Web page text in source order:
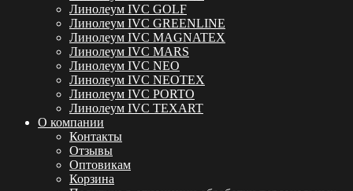
Линолеум IVC GOLF
Линолеум IVC GREENLINE
Линолеум IVC MAGNATEX
Линолеум IVC MARS
Линолеум IVC NEO
Линолеум IVC NEOTEX
Линолеум IVC PORTO
Линолеум IVC TEXART
О компании
Контакты
Отзывы
Оптовикам
Корзина